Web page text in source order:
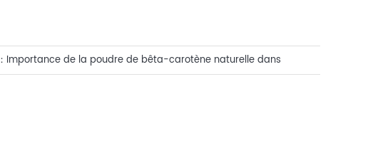
Importance de la poudre de bêta-carotène naturelle dans